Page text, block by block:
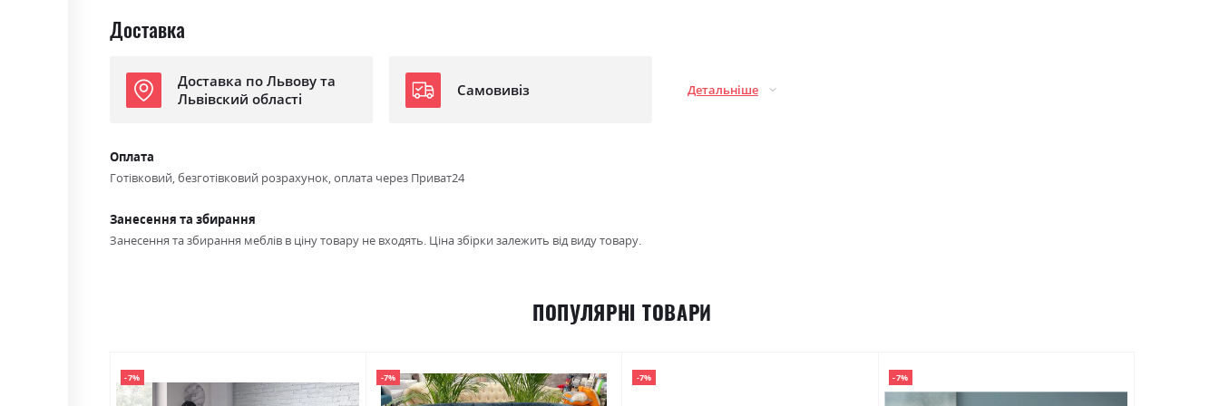
Доставка
Доставка по Львову та
Львівский області
Самовивіз Детальніше
Оплата
Готівковий, безготівковий розрахунок, оплата через Приват24
Занесення та збирання
Занесення та збирання меблів в ціну товару не входять. Ціна збірки залежить від виду товару.
ПОПУЛЯРНІ ТОВАРИ
-7% -7% -7% -7%